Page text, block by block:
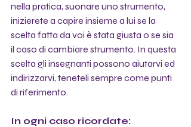
nella pratica, suonare uno strumento,
inizierete a capire insieme a lui se la
scelta fatta da voi è stata giusta o se sia
il caso di cambiare strumento. In questa
scelta gli insegnanti possono aiutarvi ed
indirizzarvi, teneteli sempre come punti
di riferimento.
In ogni caso ricordate: